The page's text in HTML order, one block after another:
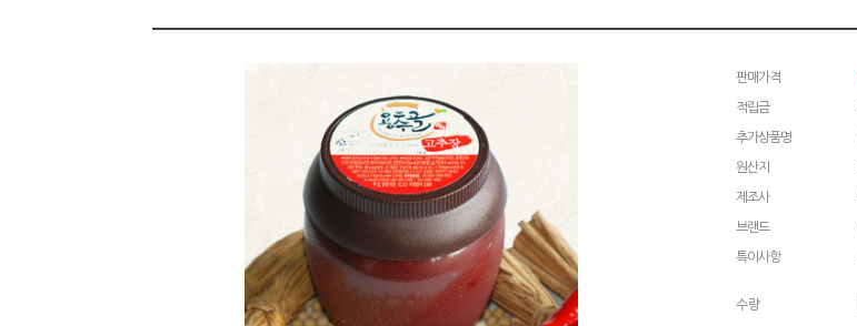
판매가격
적립금
추가상품명
원산지
제조사
브랜드
특이사항
수량